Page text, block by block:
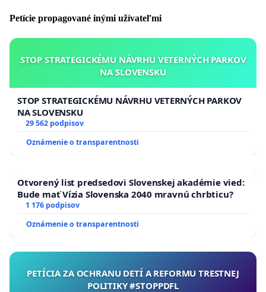
Petície propagované inými užívateľmi
STOP STRATEGICKÉMU NÁVRHU VETERNÝCH PARKOV
NA SLOVENSKU
STOP STRATEGICKÉMU NÁVRHU VETERNÝCH PARKOV
NA SLOVENSKU
29 562 podpisov
Oznámenie o transparentnosti
Otvorený list predsedovi Slovenskej akadémie vied:
Bude mať Vízia Slovenska 2040 mravnú chrbticu?
1 176 podpisov
Oznámenie o transparentnosti
PETÍCIA ZA OCHRANU DETÍ A REFORMU TRESTNEJ
POLITIKY #STOPPDFL